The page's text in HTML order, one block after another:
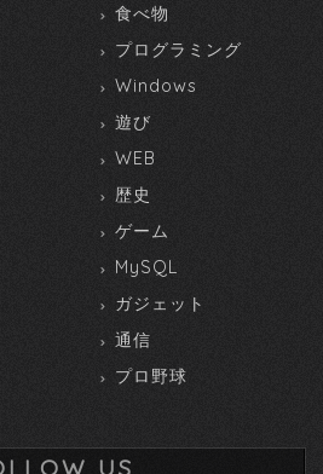
食べ物
プログラミング
Windows
遊び
WEB
歴史
ゲーム
MySQL
ガジェット
通信
プロ野球